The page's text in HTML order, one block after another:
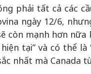
phải tất cả các
ngày 12/6,
còn mạnh hơn
tại” và có thể
nhất mà Canada